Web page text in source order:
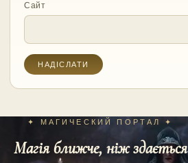
Сайт
✦ МАГИЧЕСКИЙ ПОРТАЛ ✦
Магія ближче, ніж здається